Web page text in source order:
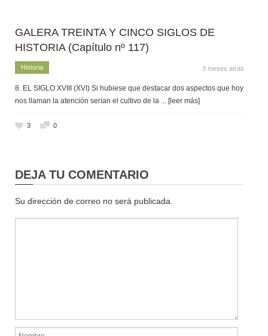
GALERA TREINTA Y CINCO SIGLOS DE
HISTORIA (Capítulo nº 117)
Historia 3 meses atrás
8. EL SIGLO XVIII (XVI) Si hubiese que destacar dos aspectos que hoy
nos llaman la atención serían el cultivo de la
... [leer más]
3 0
DEJA TU COMENTARIO
Su dirección de correo no será publicada.